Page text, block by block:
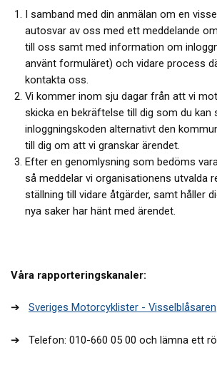
I samband med din anmälan om en
autosvar av oss med ett meddelande
till oss samt med information om
använt formuläret) och vidare process
kontakta oss.
Vi kommer inom sju dagar från att vi
skicka en bekräftelse till dig som du kan
inloggningskoden alternativt den
till dig om att vi granskar ärendet.
Efter en genomlysning som bedöms
så meddelar vi organisationens utvalda
ställning till vidare åtgärder, samt håller
nya saker har hänt med ärendet.
Våra rapporteringskanaler:
➔ Sveriges Motorcyklister - Visselblåsaren
➔ Telefon: 010-660 05 00 och lämna ett